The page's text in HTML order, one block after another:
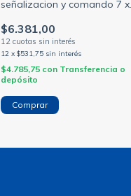
señalizacion y comando 7 x
2268 (NORMALIZADO)
$6.381,00
12 x$531,75 sin interés
$4.785,75 con Transferencia o
depósito